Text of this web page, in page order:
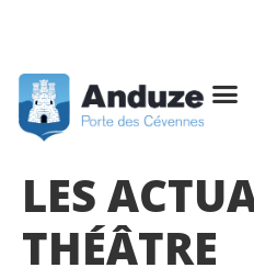
LES
THÉÂTRE